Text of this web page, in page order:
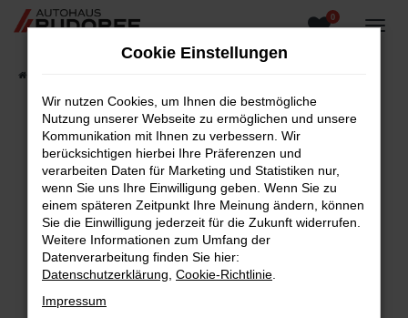
Zum
0
Fehler: Network Error
Beim Laden ist ein Fehler aufgetreten.
Hier sind ein paar Tipps, die dir helfen können:
Überprüfe deine Firewall und deine
Internetverbindung.
Laden andere Webseiten, zum Beispiel deine
Suchmaschine?
Cookie Einstellungen
Wir nutzen Cookies, um Ihnen die bestmögliche
Nutzung unserer Webseite zu ermöglichen und unsere
Kommunikation mit Ihnen zu verbessern. Wir
berücksichtigen hierbei Ihre Präferenzen und
verarbeiten Daten für Marketing und Statistiken nur,
wenn Sie uns Ihre Einwilligung geben. Wenn Sie zu
einem späteren Zeitpunkt Ihre Meinung ändern, können
Sie die Einwilligung jederzeit für die Zukunft widerrufen.
Weitere Informationen zum Umfang der
Datenverarbeitung finden Sie hier:
Datenschutzerklärung Cookie-Richtlinie
Impressum